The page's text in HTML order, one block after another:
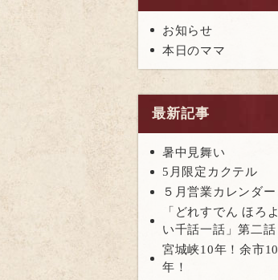
お知らせ
本日のママ
最新記事
暑中見舞い
5月限定カクテル
５月営業カレンダー
「どれすでん ほろよ
い千話一話」第二話
宮城峡10年！余市10
年！